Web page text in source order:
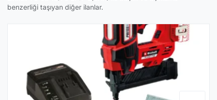
benzerliği taşıyan diğer ilanlar.